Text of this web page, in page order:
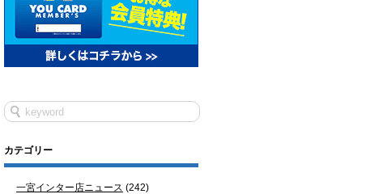
カテゴリー
一宮インター店ニュース (242)